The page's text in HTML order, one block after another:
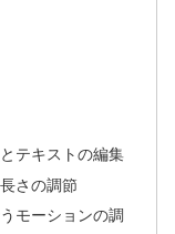
テキストの編集
さの調節
モーションの調